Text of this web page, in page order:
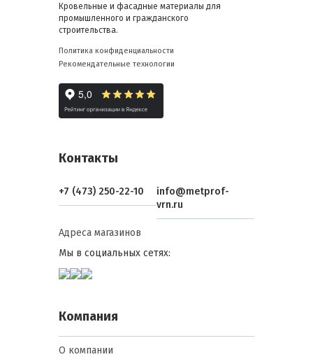
Кровельные и фасадные материалы для
промышленного и гражданского
строительства.
Политика конфиденциальности
Рекомендательные технологии
Контакты
+7 (473) 250-22-10
info@metprof-
vrn.ru
Адреса магазинов
Мы в социальных сетях:
Компания
О компании